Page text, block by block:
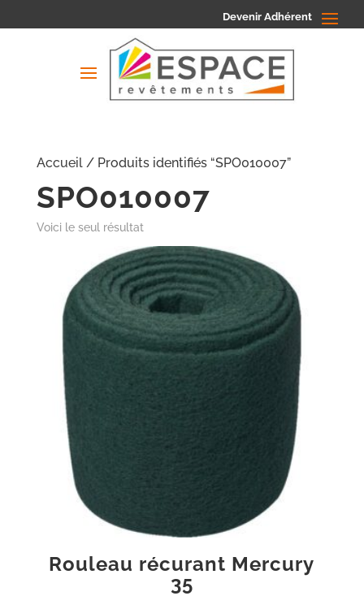
Devenir Adhérent
Accueil/ Produits identifiés “SPO010007”
SPO010007
Voici le seul résultat
Rouleau récurant Mercury
35